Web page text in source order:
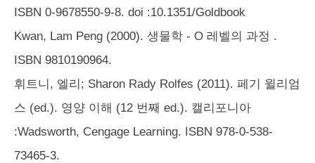
ISBN 0-9678550-9-8. doi :10.1351/Goldbook
Kwan, Lam Peng (2000). 생물학 - O 레벨의 과정 .
ISBN 9810190964.
휘트니, 엘리; Sharon Rady Rolfes (2011). 페기 윌리엄
스 (ed.). 영양 이해 (12 번째 ed.). 캘리포니아
:Wadsworth, Cengage Learning. ISBN 978-0-538-
73465-3.